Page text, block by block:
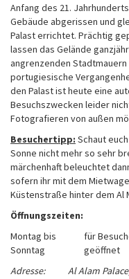
Anfang des 21.
Gebäude abgerissen und
Palast errichtet. Prächtig
lassen das Gelände
angrenzenden
portugiesische
den Palast ist heute eine
Besuchszwecken leider
Fotografieren von außen
Besuchertipp: Schaut
Sonne nicht mehr so sehr
märchenhaft beleuchtet
sofern ihr mit dem
Küstenstraße hinter dem Al
Öffnungszeiten:
Montag bis
Sonntag
für
geöffnet
Adresse: Al Alam Palace,